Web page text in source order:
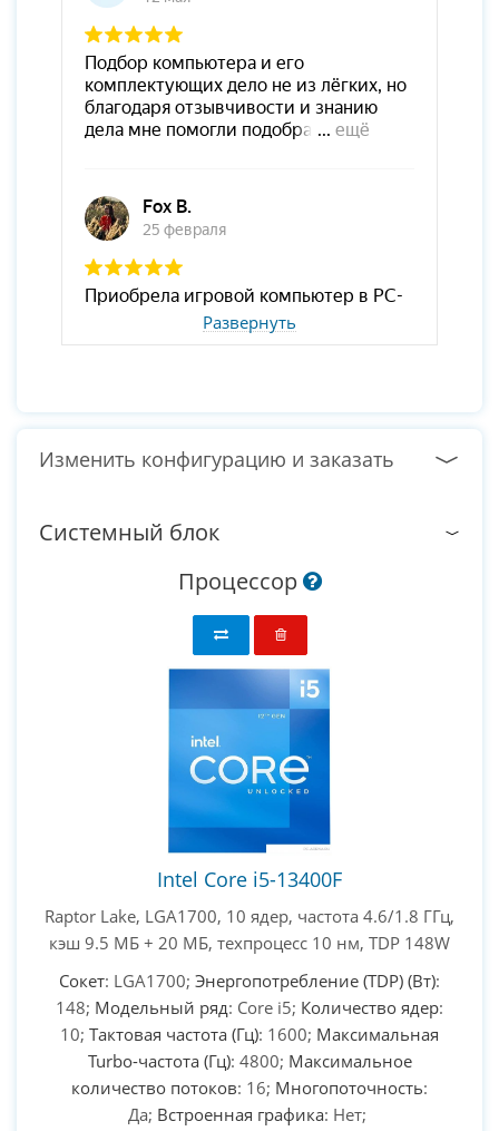
PC-Arena на карте Москвы — Яндекс Карты
Развернуть
Изменить конфигурацию и заказать
Системный блок
Процессор
Intel Core i5-13400F
Raptor Lake, LGA1700, 10 ядер, частота 4.6/1.8 ГГц,
кэш 9.5 МБ + 20 МБ, техпроцесс 10 нм, TDP 148W
Сокет: LGA1700; Энергопотребление (TDP) (Вт):
148; Модельный ряд: Core i5; Количество ядер:
10; Тактовая частота (Гц): 1600; Максимальная
Turbo-частота (Гц): 4800; Максимальное
количество потоков: 16; Многопоточность:
Да; Встроенная графика: Нет;